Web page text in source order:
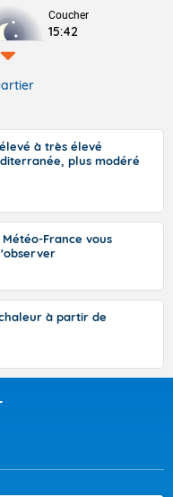
Coucher
15:42
à très élevé
plus modéré
Météo-France vous
à partir de